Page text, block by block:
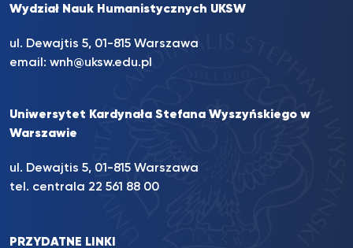
Wydział Nauk Humanistycznych UKSW
ul. Dewajtis 5, 01-815 Warszawa
email: wnh@uksw.edu.pl
Uniwersytet Kardynała Stefana Wyszyńskiego w
Warszawie
ul. Dewajtis 5, 01-815 Warszawa
tel. centrala 22 561 88 00
PRZYDATNE LINKI